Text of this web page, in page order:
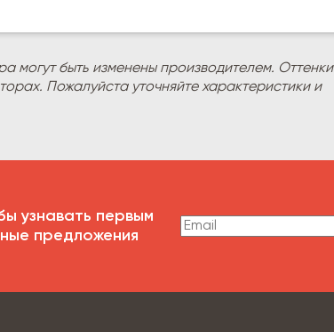
могут быть изменены производителем. Оттенки
Пожалуйста уточняйте характеристики и
узнавать первым
предложения